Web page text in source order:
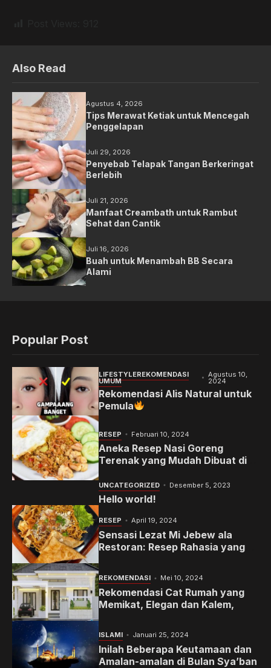
Also Read
Agustus 4, 2026
Tips Merawat Ketiak untuk Mencegah
Penggelapan
Juli 29, 2026
Penyebab Telapak Tangan Berkeringat
Berlebih
Juli 21, 2026
Manfaat Creambath untuk Rambut
Sehat dan Cantik
Juli 16, 2026
Buah untuk Menambah BB Secara
Alami
Popular Post
LIFESTYLEREKOMENDASI
UMUM
Agustus 10,
2024
Rekomendasi Alis Natural untuk
Pemula
RESEP Februari 10, 2024
Aneka Resep Nasi Goreng
Terenak yang Mudah Dibuat di
Rumah
UNCATEGORIZED Desember 5, 2023
Hello world!
RESEP April 19, 2024
Sensasi Lezat Mi Jebew ala
Restoran: Resep Rahasia yang
REKOMENDASI Mei 10, 2024
Rekomendasi Cat Rumah yang
Memikat, Elegan dan Kalem,
ISLAMI Januari 25, 2024
Inilah Beberapa Keutamaan dan
Amalan-amalan di Bulan Sya’ban